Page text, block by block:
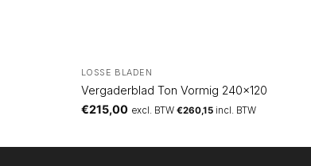
LOSSE BLADEN
Vergaderblad Ton Vormig 240×120
€215,00 excl. BTW €260,15incl. BTW